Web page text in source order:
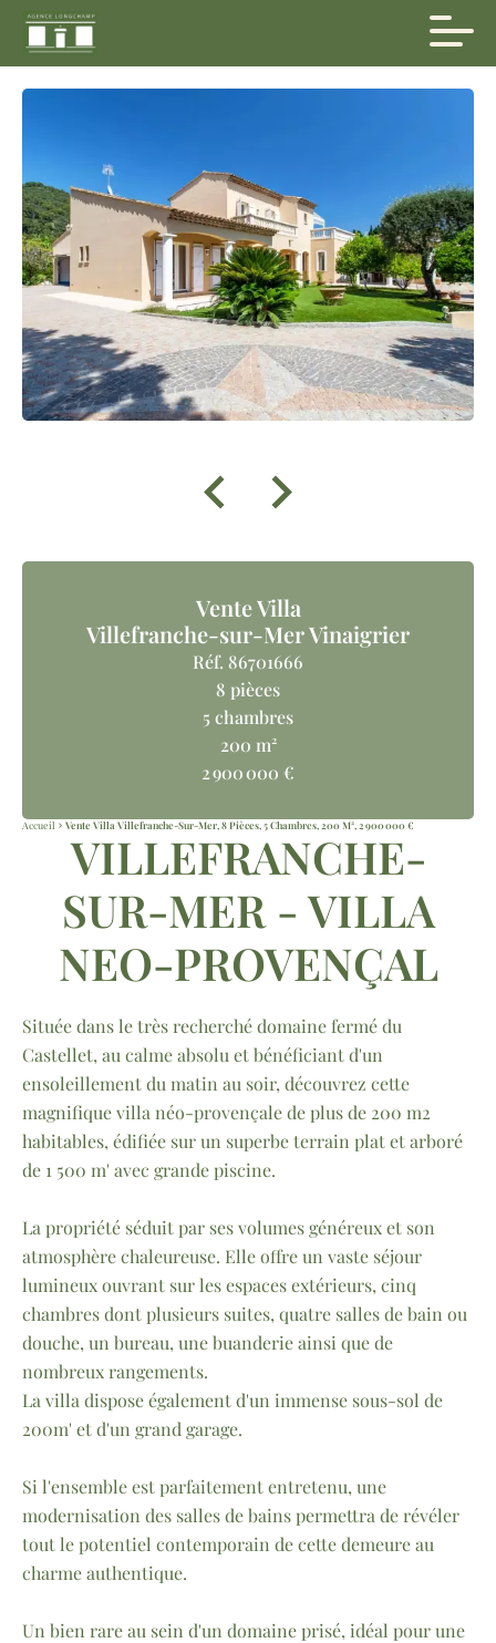
Vente Villa
Villefranche-sur-Mer Vinaigrier
Réf. 86701666
8 pièces
5 chambres
200 m²
2 900 000 €
Accueil Vente Villa Villefranche-Sur-Mer, 8 Pièces, 5 Chambres, 200 M², 2 900 000 €
VILLEFRANCHE-
SUR-MER - VILLA
NEO-PROVENÇAL
Située dans le très recherché domaine fermé du
Castellet, au calme absolu et bénéficiant d'un
ensoleillement du matin au soir, découvrez cette
magnifique villa néo-provençale de plus de 200 m2
habitables, édifiée sur un superbe terrain plat et arboré
de 1 500 m' avec grande piscine.
La propriété séduit par ses volumes généreux et son
atmosphère chaleureuse. Elle offre un vaste séjour
lumineux ouvrant sur les espaces extérieurs, cinq
chambres dont plusieurs suites, quatre salles de bain ou
douche, un bureau, une buanderie ainsi que de
nombreux rangements.
La villa dispose également d'un immense sous-sol de
200m' et d'un grand garage.
Si l'ensemble est parfaitement entretenu, une
modernisation des salles de bains permettra de révéler
tout le potentiel contemporain de cette demeure au
charme authentique.
Un bien rare au sein d'un domaine prisé, idéal pour une